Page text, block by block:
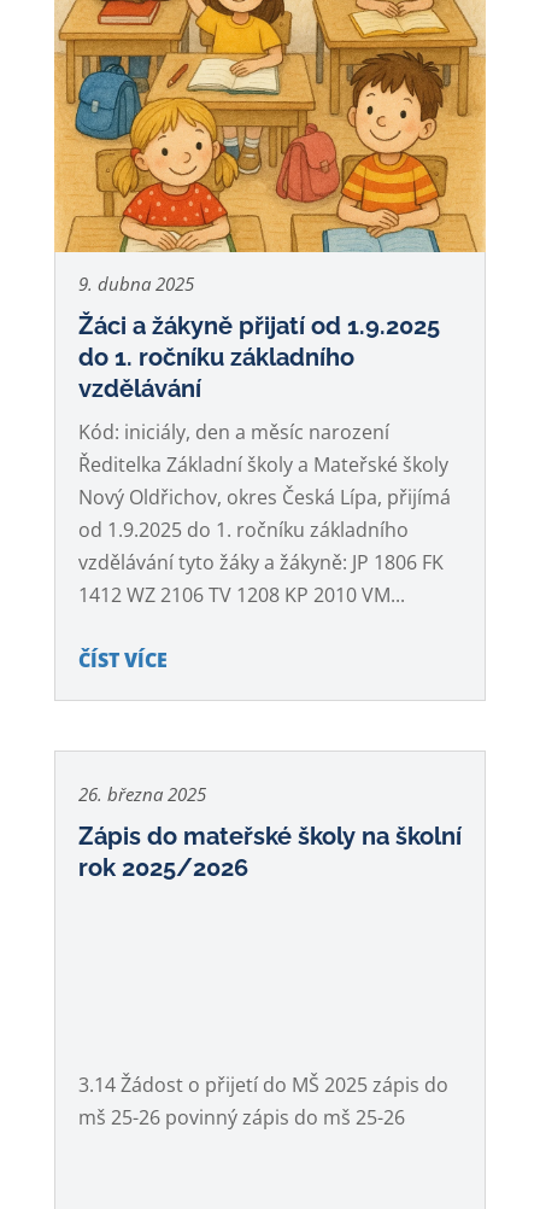
Žáci a žákyně přijatí od 1.9.2025
do 1. ročníku základního
vzdělávání
9. dubna 2025
Kód: iniciály, den a měsíc narození
Ředitelka Základní školy a Mateřské školy
Nový Oldřichov, okres Česká Lípa, přijímá
od 1.9.2025 do 1. ročníku základního
vzdělávání tyto žáky a žákyně: JP 1806 FK
1412 WZ 2106 TV 1208 KP 2010 VM...
ČÍST VÍCE
Zápis do mateřské školy na školní
rok 2025/2026
26. března 2025
3.14 Žádost o přijetí do MŠ 2025 zápis do
mš 25-26 povinný zápis do mš 25-26